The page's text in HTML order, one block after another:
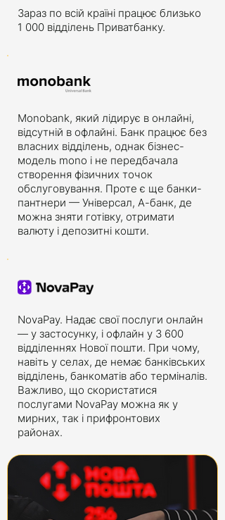
Зараз по всій країні працює близько
1 000 відділень Приватбанку.
Monobank, який лідирує в онлайні,
відсутній в офлайні. Банк працює без
власних відділень, однак бізнес-
модель mono і не передбачала
створення фізичних точок
обслуговування. Проте є ще банки-
пантнери — Універсал, А-банк, де
можна зняти готівку, отримати
валюту і депозитні кошти.
NovaPay. Надає свої послуги онлайн
— у застосунку, і офлайн у 3 600
відділеннях Нової пошти. При чому,
навіть у селах, де немає банківських
відділень, банкоматів або терміналів.
Важливо, що скористатися
послугами NovaPay можна як у
мирних, так і прифронтових
районах.